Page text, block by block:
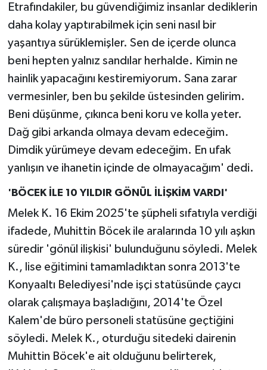
Etrafındakiler, bu güvendiğimiz insanlar dediklerin
daha kolay yaptırabilmek için seni nasıl bir
yaşantıya sürüklemişler. Sen de içerde olunca
beni hepten yalnız sandılar herhalde. Kimin ne
hainlik yapacağını kestiremiyorum. Sana zarar
vermesinler, ben bu şekilde üstesinden gelirim.
Beni düşünme, çıkınca beni koru ve kolla yeter.
Dağ gibi arkanda olmaya devam edeceğim.
Dimdik yürümeye devam edeceğim. En ufak
yanlışın ve ihanetin içinde de olmayacağım' dedi.
'BÖCEK İLE 10 YILDIR GÖNÜL İLİŞKİM VARDI'
Melek K. 16 Ekim 2025'te şüpheli sıfatıyla verdiği
ifadede, Muhittin Böcek ile aralarında 10 yılı aşkın
süredir 'gönül ilişkisi' bulunduğunu söyledi. Melek
K., lise eğitimini tamamladıktan sonra 2013'te
Konyaaltı Belediyesi'nde işçi statüsünde çaycı
olarak çalışmaya başladığını, 2014'te Özel
Kalem'de büro personeli statüsüne geçtiğini
söyledi. Melek K., oturduğu sitedeki dairenin
Muhittin Böcek'e ait olduğunu belirterek,